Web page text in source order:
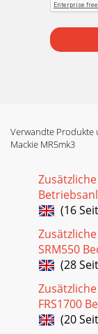
Verwandte Produkte
Mackie MR5mk3
(16
SRM550
(28
FRS1700
(20